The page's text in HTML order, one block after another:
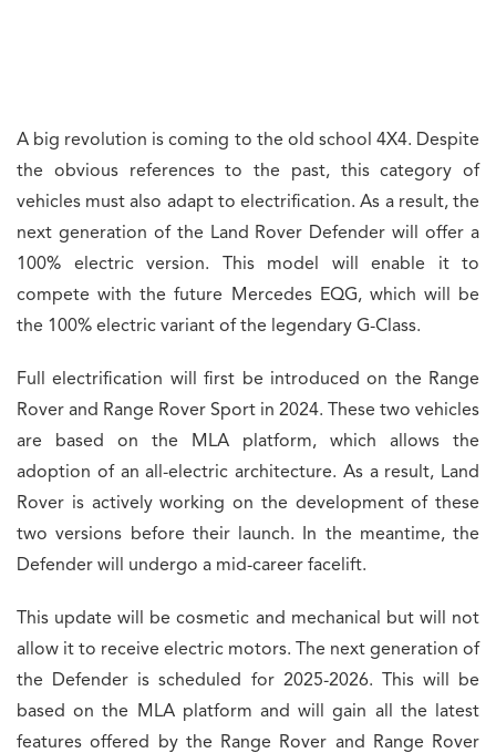
A big revolution is coming to the old school 4X4. Despite
the obvious references to the past, this category of
vehicles must also adapt to electrification. As a result, the
next generation of the Land Rover Defender will offer a
100% electric version. This model will enable it to
compete with the future Mercedes EQG, which will be
the 100% electric variant of the legendary G-Class.
Full electrification will first be introduced on the Range
Rover and Range Rover Sport in 2024. These two vehicles
are based on the MLA platform, which allows the
adoption of an all-electric architecture. As a result, Land
Rover is actively working on the development of these
two versions before their launch. In the meantime, the
Defender will undergo a mid-career facelift.
This update will be cosmetic and mechanical but will not
allow it to receive electric motors. The next generation of
the Defender is scheduled for 2025-2026. This will be
based on the MLA platform and will gain all the latest
features offered by the Range Rover and Range Rover